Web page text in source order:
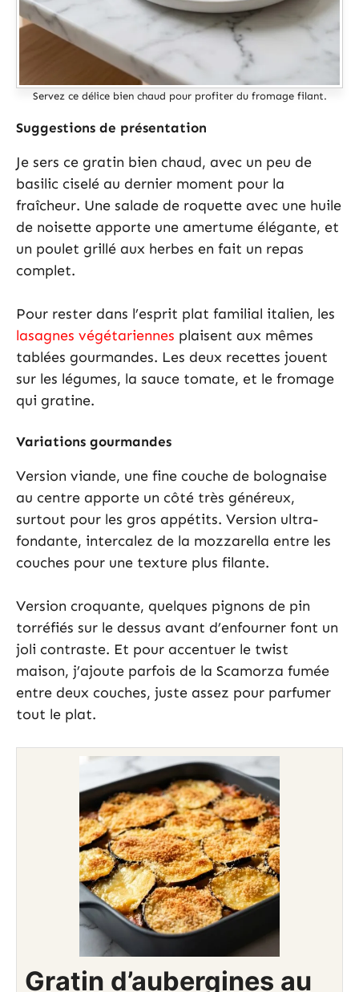
Servez ce délice bien chaud pour profiter du fromage filant.
Suggestions de présentation
Je sers ce gratin bien chaud, avec un peu de
basilic ciselé au dernier moment pour la
fraîcheur. Une salade de roquette avec une huile
de noisette apporte une amertume élégante, et
un poulet grillé aux herbes en fait un repas
complet.
Pour rester dans l’esprit plat familial italien, les
lasagnes végétariennes plaisent aux mêmes
tablées gourmandes. Les deux recettes jouent
sur les légumes, la sauce tomate, et le fromage
qui gratine.
Variations gourmandes
Version viande, une fine couche de bolognaise
au centre apporte un côté très généreux,
surtout pour les gros appétits. Version ultra-
fondante, intercalez de la mozzarella entre les
couches pour une texture plus filante.
Version croquante, quelques pignons de pin
torréfiés sur le dessus avant d’enfourner font un
joli contraste. Et pour accentuer le twist
maison, j’ajoute parfois de la Scamorza fumée
entre deux couches, juste assez pour parfumer
tout le plat.
Gratin d’aubergines au